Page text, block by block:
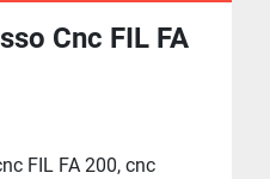
Cnc FIL FA
FIL FA 200, cnc